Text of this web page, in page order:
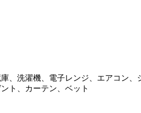
、洗濯機、電子レンジ、エアコン、
ト、カーテン、ベット